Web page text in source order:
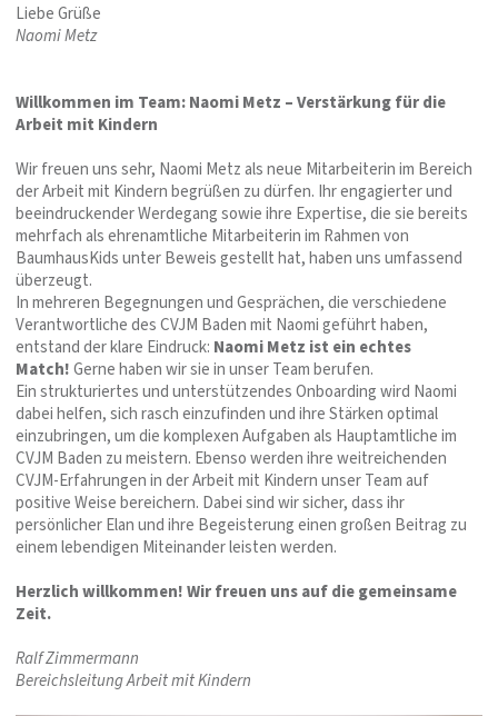
Liebe Grüße
Naomi Metz
Willkommen im Team: Naomi Metz – Verstärkung für die
Arbeit mit Kindern
Wir freuen uns sehr, Naomi Metz als neue Mitarbeiterin im Bereich
der Arbeit mit Kindern begrüßen zu dürfen. Ihr engagierter und
beeindruckender Werdegang sowie ihre Expertise, die sie bereits
mehrfach als ehrenamtliche Mitarbeiterin im Rahmen von
BaumhausKids unter Beweis gestellt hat, haben uns umfassend
überzeugt.
In mehreren Begegnungen und Gesprächen, die verschiedene
Verantwortliche des CVJM Baden mit Naomi geführt haben,
entstand der klare Eindruck: Naomi Metz ist ein echtes
Match!Gerne haben wir sie in unser Team berufen.
Ein strukturiertes und unterstützendes Onboarding wird Naomi
dabei helfen, sich rasch einzufinden und ihre Stärken optimal
einzubringen, um die komplexen Aufgaben als Hauptamtliche im
CVJM Baden zu meistern. Ebenso werden ihre weitreichenden
CVJM-Erfahrungen in der Arbeit mit Kindern unser Team auf
positive Weise bereichern. Dabei sind wir sicher, dass ihr
persönlicher Elan und ihre Begeisterung einen großen Beitrag zu
einem lebendigen Miteinander leisten werden.
Herzlich willkommen! Wir freuen uns auf die gemeinsame
Zeit.
Ralf Zimmermann
Bereichsleitung Arbeit mit Kindern